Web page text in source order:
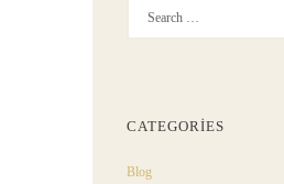
CATEGORIES
Blog